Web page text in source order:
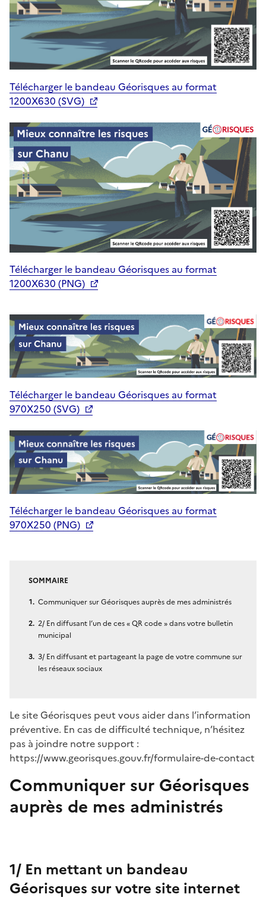
Télécharger le bandeau Géorisques au format
1200X630 (SVG)
Télécharger le bandeau Géorisques au format
1200X630 (PNG)
Télécharger le bandeau Géorisques au format
970X250 (SVG)
Télécharger le bandeau Géorisques au format
970X250 (PNG)
SOMMAIRE
Communiquer sur Géorisques auprès de mes administrés
2/ En diffusant l’un de ces « QR code » dans votre bulletin
municipal
3/ En diffusant et partageant la page de votre commune sur
les réseaux sociaux
Le site Géorisques peut vous aider dans l’information
préventive. En cas de difficulté technique, n’hésitez
pas à joindre notre support :
https://www.georisques.gouv.fr/formulaire-de-contact
Communiquer sur Géorisques
auprès de mes administrés
1/ En mettant un bandeau
Géorisques sur votre site internet